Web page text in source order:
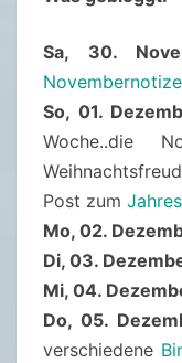
Sa, 30.
So, 01.
Woche..die
Post zum
Mo, 02.
Di, 03.
Mi, 04.
Do, 05.
verschiedene